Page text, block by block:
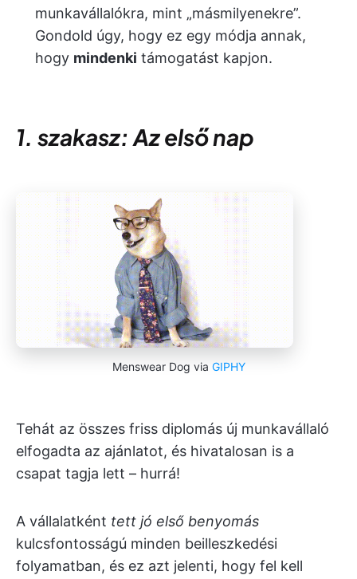
munkavállalókra, mint „másmilyenekre”.
Gondold úgy, hogy ez egy módja annak,
hogy mindenki támogatást kapjon.
1. szakasz: Az első nap
Menswear Dog via GIPHY
Tehát az összes friss diplomás új munkavállaló
elfogadta az ajánlatot, és hivatalosan is a
csapat tagja lett – hurrá!
A vállalatként tett jó első benyomás
kulcsfontosságú minden beilleszkedési
folyamatban, és ez azt jelenti, hogy fel kell